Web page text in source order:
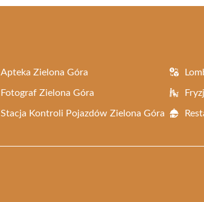
Apteka Zielona Góra
Fotograf Zielona Góra
Stacja Kontroli Pojazdów Zielona Góra